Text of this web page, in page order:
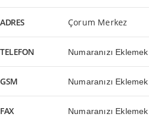
ADRES Çorum Merkez
TELEFON Numaranızı
GSM Numaranızı
FAX Numaranızı